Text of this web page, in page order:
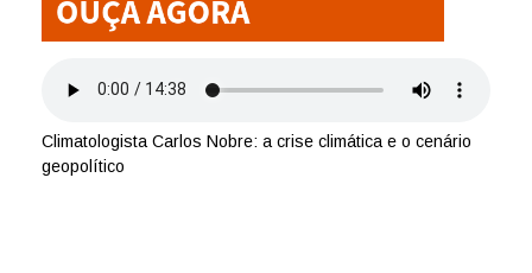
Climatologista Carlos Nobre: a crise climática e o cenário
geopolítico